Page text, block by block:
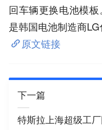
回车辆更换电池模
是韩国电池制造商LG
原文链接
下一篇
特斯拉上海超级工